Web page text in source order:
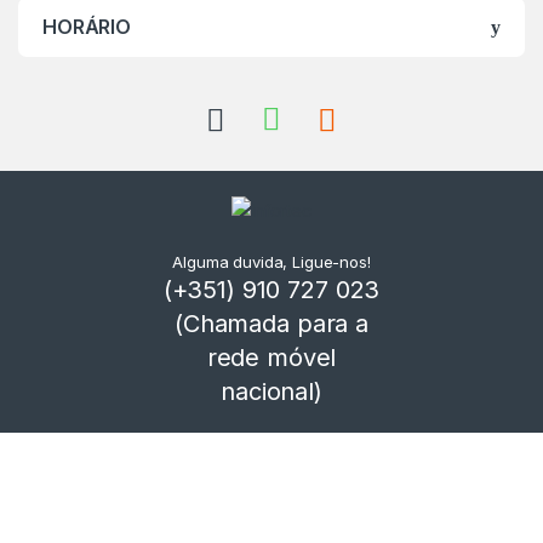
HORÁRIO
Alguma duvida, Ligue-nos!
(+351) 910 727 023
(Chamada para a
rede móvel
nacional)